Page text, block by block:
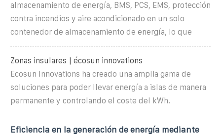
almacenamiento de energía, BMS, PCS, EMS, protección
contra incendios y aire acondicionado en un solo
contenedor de almacenamiento de energía, lo que
Zonas insulares | écosun innovations
Ecosun Innovations ha creado una amplia gama de
soluciones para poder llevar energía a islas de manera
permanente y controlando el coste del kWh.
Eficiencia en la generación de energía mediante